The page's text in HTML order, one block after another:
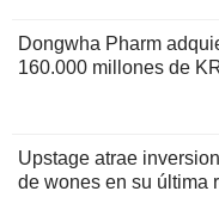
Dongwha Pharm
160.000 millones de
Upstage atrae
de wones en su última